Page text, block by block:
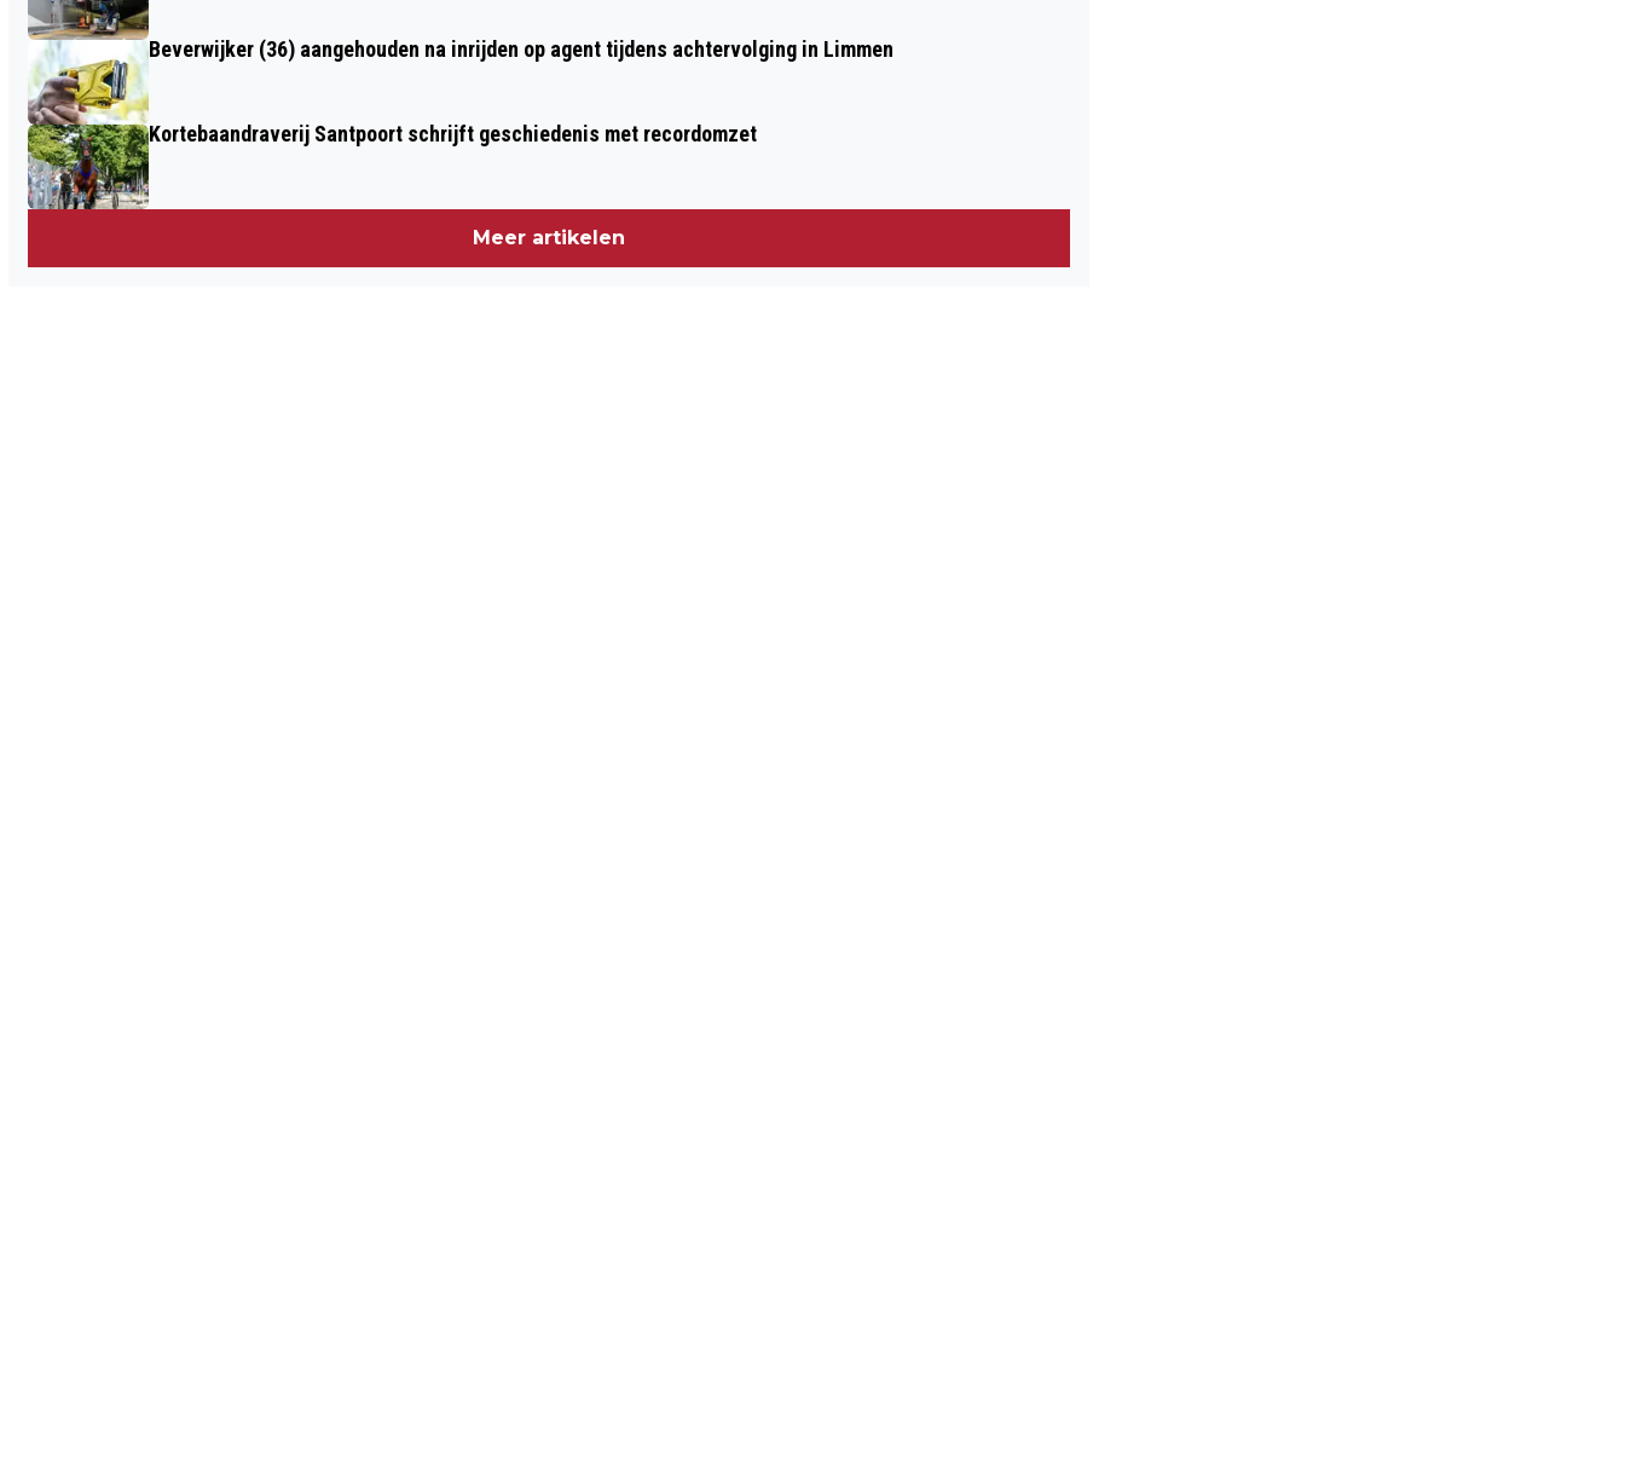
Beverwijker (36) aangehouden na inrijden op agent tijdens achtervolging in Limmen
Kortebaandraverij Santpoort schrijft geschiedenis met recordomzet
Meer artikelen